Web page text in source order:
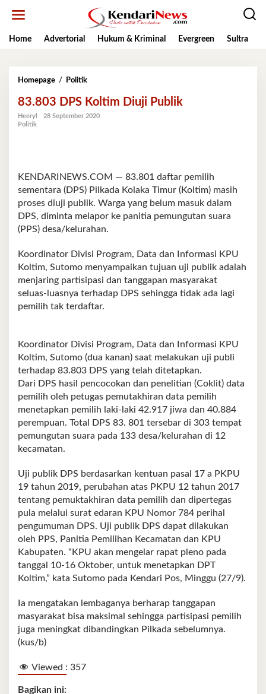
Home
Advertorial Hukum & Kriminal Evergreen Sultra
Homepage / Politik83.803
Koltim
Diuji
83.803 DPS Koltim Diuji Publik
Heeryl
28 September 2020
Politik
KENDARINEWS.COM — 83.801 daftar pemilih
sementara (DPS) Pilkada Kolaka Timur (Koltim) masih
proses diuji publik. Warga yang belum masuk dalam
DPS, diminta melapor ke panitia pemungutan suara
(PPS) desa/kelurahan.
Koordinator Divisi Program, Data dan Informasi KPU
Koltim, Sutomo menyampaikan tujuan uji publik adalah
menjaring partisipasi dan tanggapan masyarakat
seluas-luasnya terhadap DPS sehingga tidak ada lagi
pemilih tak terdaftar.
Koordinator Divisi Program, Data dan Informasi KPU
Koltim, Sutomo (dua kanan) saat melakukan uji publi
terhadap 83.803 DPS yang telah ditetapkan.
Dari DPS hasil pencocokan dan penelitian (Coklit) data
pemilih oleh petugas pemutakhiran data pemilih
menetapkan pemilih laki-laki 42.917 jiwa dan 40.884
perempuan. Total DPS 83. 801 tersebar di 303 tempat
pemungutan suara pada 133 desa/kelurahan di 12
kecamatan.
Uji publik DPS berdasarkan kentuan pasal 17 a PKPU
19 tahun 2019, perubahan atas PKPU 12 tahun 2017
tentang pemuktakhiran data pemilih dan dipertegas
pula melalui surat edaran KPU Nomor 784 perihal
pengumuman DPS. Uji publik DPS dapat dilakukan
oleh PPS, Panitia Pemilihan Kecamatan dan KPU
Kabupaten. “KPU akan mengelar rapat pleno pada
tanggal 10-16 Oktober, untuk menetapkan DPT
Koltim,” kata Sutomo pada Kendari Pos, Minggu (27/9).
Ia mengatakan lembaganya berharap tanggapan
masyarakat bisa maksimal sehingga partisipasi pemilih
juga meningkat dibandingkan Pilkada sebelumnya.
(kus/b)
Viewed : 357
Bagikan ini: